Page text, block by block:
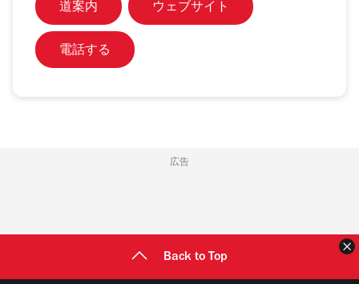
道案内 ウェブサイト
電話する
広告
Back to Top